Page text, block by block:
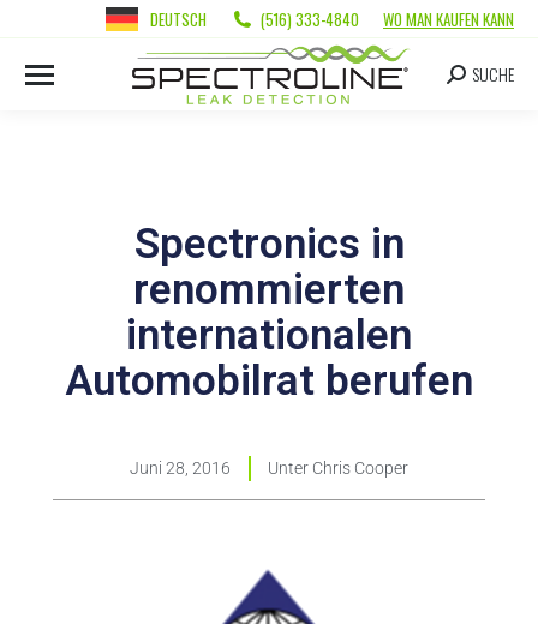
DEUTSCH (516) 333-4840 WO MAN KAUFEN KANN
SUCHE
Spectronics in
renommierten
internationalen
Automobilrat berufen
Juni 28, 2016 Unter Chris Cooper